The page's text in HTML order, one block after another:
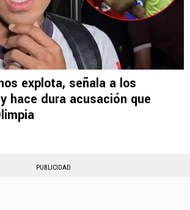
explota, señala a los
hace dura acusación que
PUBLICIDAD